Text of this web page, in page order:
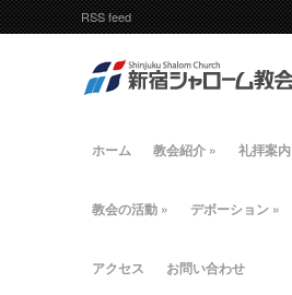
RSS feed
ホーム 教会紹介 » 礼拝案内
教会の活動 » デボーション »
アクセス お問い合わせ